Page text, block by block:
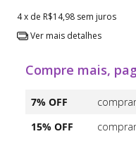
4x de R$14,98 sem juros
Ver mais detalhes
Compre mais,
7% OFF
15% OFF